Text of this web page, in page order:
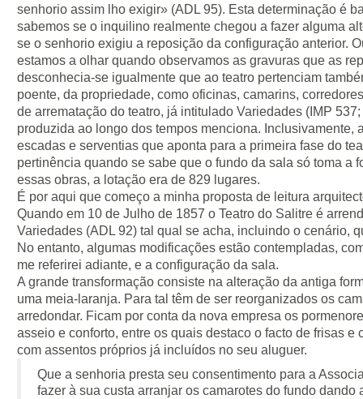
senhorio assim lho exigir» (ADL 95). Esta determinação é
sabemos se o inquilino realmente chegou a fazer alguma
se o senhorio exigiu a reposição da configuração anterior.
estamos a olhar quando observamos as gravuras que as
desconhecia-se igualmente que ao teatro pertenciam
poente, da propriedade, como oficinas, camarins,
de arrematação do teatro, já intitulado Variedades (IMP
produzida ao longo dos tempos menciona. Inclusivamente,
escadas e serventias que aponta para a primeira fase do
pertinência quando se sabe que o fundo da sala só toma a
essas obras, a lotação era de 829 lugares.
É por aqui que começo a minha proposta de leitura
Quando em 10 de Julho de 1857 o Teatro do Salitre é
Variedades (ADL 92) tal qual se acha, incluindo o cenário,
No entanto, algumas modificações estão contempladas,
me referirei adiante, e a configuração da sala.
A grande transformação consiste na alteração da antiga
uma meia-laranja. Para tal têm de ser reorganizados os
arredondar. Ficam por conta da nova empresa os
asseio e conforto, entre os quais destaco o facto de frisas e
com assentos próprios já incluídos no seu aluguer.
Que a senhoria presta seu consentimento para a
fazer à sua custa arranjar os camarotes do fundo dando